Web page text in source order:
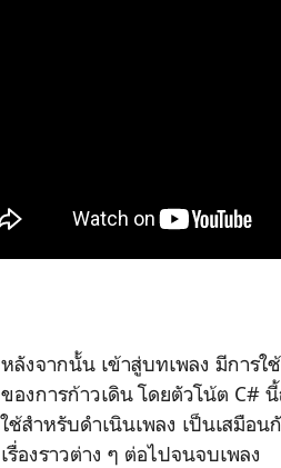
หลังจากนั้น เข้าสู่บทเพลง มีการใ
ของการก้าวเดิน โดยตัวโน้ต C#
ใช้สำหรับดำเนินเพลง เป็นเสมือ
เรื่องราวต่าง ๆ ต่อไปจนจบเพลง